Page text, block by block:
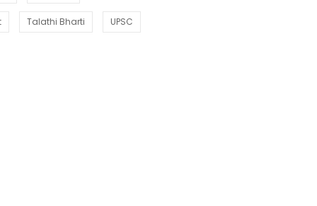
Talathi Bharti UPSC